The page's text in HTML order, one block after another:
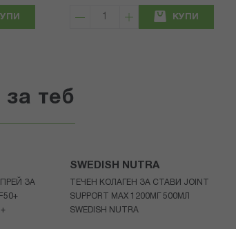
КУПИ
теб
ЗА
SWEDISH NUTRA
ТЕЧЕН КОЛАГЕН ЗА СТАВИ JOINT
SUPPORT MAX 1200МГ 500МЛ
SWEDISH NUTRA